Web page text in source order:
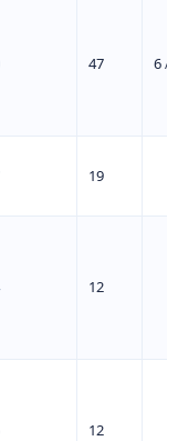
47 6 /
19
12
12